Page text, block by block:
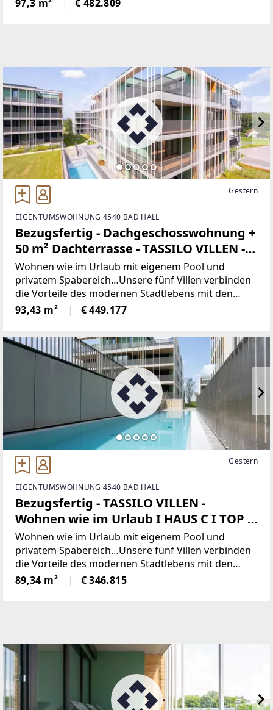
Kulturgenuss verbunden mit einem privaten Pool-
97,3 m² € 482.809
Gestern
EIGENTUMSWOHNUNG 4540 BAD HALL
Bezugsfertig - Dachgeschosswohnung +
50 m² Dachterrasse - TASSILO VILLEN -
Wohnen wie im Urlaub I HAUS B I TOP -
B42
Wohnen wie im Urlaub mit eigenem Pool und
privatem Spabereich…Unsere fünf Villen verbinden
die Vorteile des modernen Stadtlebens mit den
Vorzügen eines eigenen Hauses. 10 Jahre
Kulturgenuss verbunden mit einem privaten Pool-
93,43 m² € 449.177
Gestern
EIGENTUMSWOHNUNG 4540 BAD HALL
Bezugsfertig - TASSILO VILLEN -
Wohnen wie im Urlaub I HAUS C I TOP -
C21
Wohnen wie im Urlaub mit eigenem Pool und
privatem Spabereich…Unsere fünf Villen verbinden
die Vorteile des modernen Stadtlebens mit den
Vorzügen eines eigenen Hauses. 10 Jahre
Kulturgenuss verbunden mit einem privaten Pool-
89,34 m² € 346.815